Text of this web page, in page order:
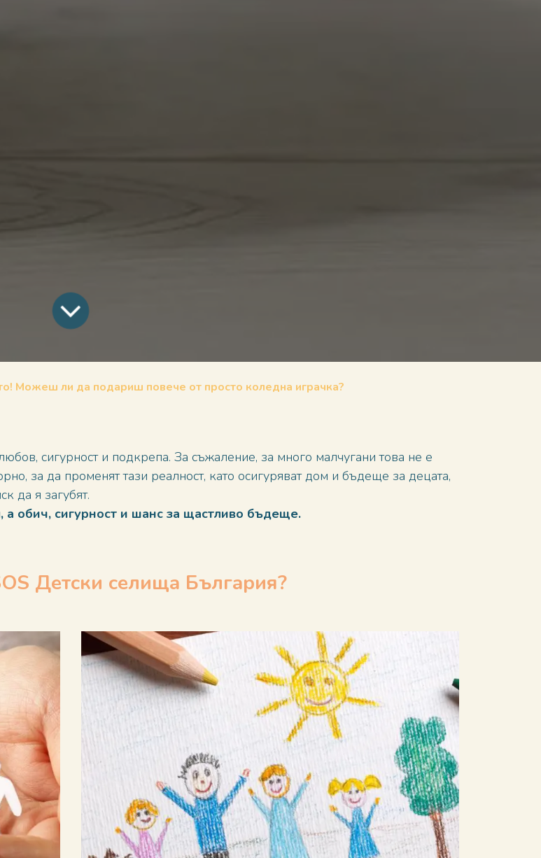
Можеш ли да подариш повече от просто коледна играчка?
сигурност и подкрепа. За съжаление, за много малчугани това не е
за да променят тази реалност, като осигуряват дом и бъдеще за децата,
да я загубят.
обич, сигурност и шанс за щастливо бъдеще.
Детски селища България?